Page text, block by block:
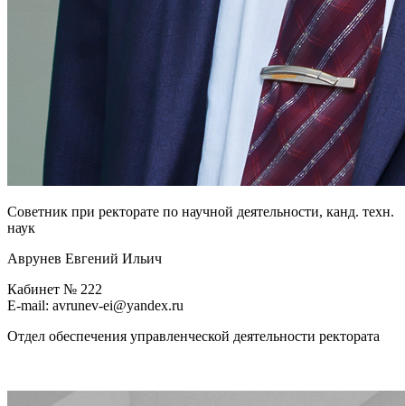
Советник при ректорате по научной деятельности, канд. техн.
наук
Аврунев Евгений Ильич
Кабинет № 222
E-mail: avrunev-ei@yandex.ru
Отдел обеспечения управленческой деятельности ректората